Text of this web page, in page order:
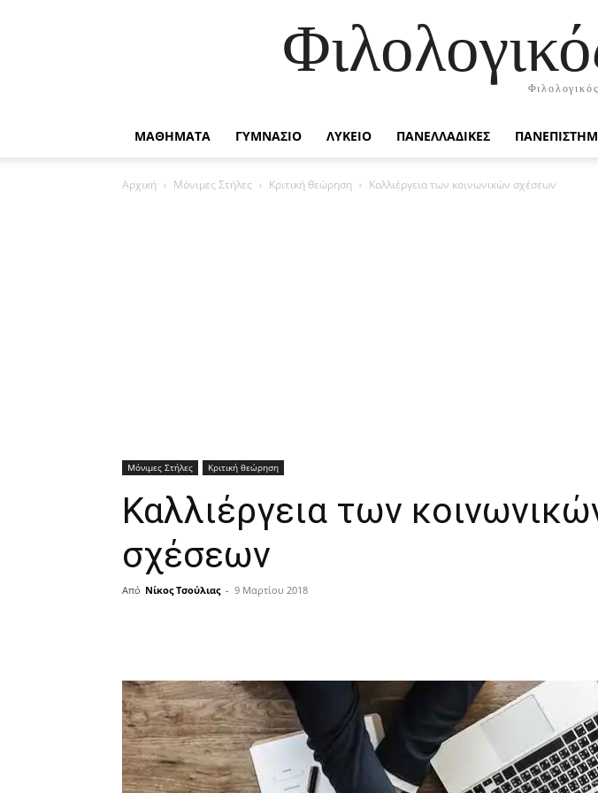
ΜΑΘΗΜΑΤΑ ΓΥΜΝΑΣΙΟ ΛΥΚΕΙΟ ΠΑΝΕΛΛΑΔΙΚΕΣ
Αρχική Μόνιμες Στήλες Κριτική θεώρηση Καλλιέργεια των κοινωνικών σχέσεων
Μόνιμες Στήλες Κριτική θεώρηση
Καλλιέργεια των
σχέσεων
Από Νίκος Τσούλιας - 9 Μαρτίου 2018